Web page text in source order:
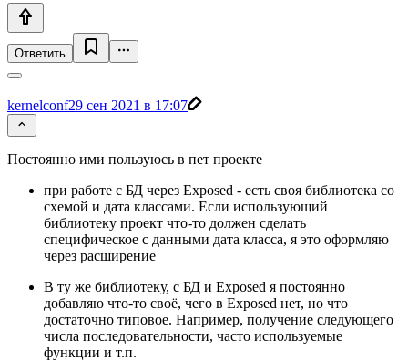
Ответить
kernelconf29 сен 2021 в 17:07
Постоянно ими пользуюсь в пет проекте
при работе с БД через Exposed - есть своя библиотека со
схемой и дата классами. Если использующий
библиотеку проект что-то должен сделать
специфическое с данными дата класса, я это оформляю
через расширение
В ту же библиотеку, с БД и Exposed я постоянно
добавляю что-то своё, чего в Exposed нет, но что
достаточно типовое. Например, получение следующего
числа последовательности, часто используемые
функции и т.п.